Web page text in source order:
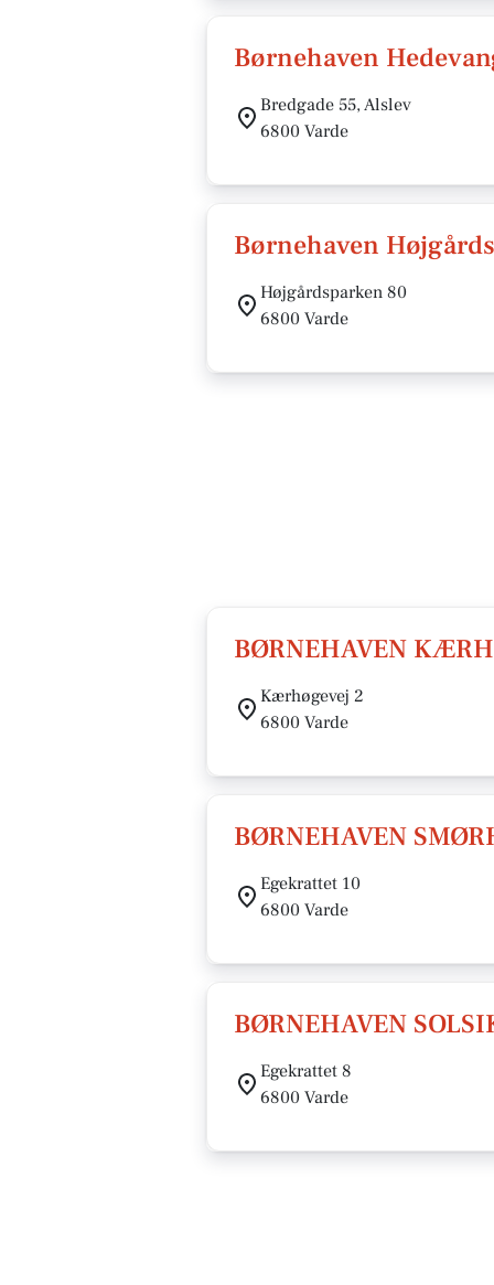
Børnehaven
Bredgade 55, Alslev
6800 Varde
Børnehaven
Højgårdsparken 80
6800 Varde
BØRNEHAVEN
Kærhøgevej 2
6800 Varde
BØRNEHAVEN
Egekrattet 10
6800 Varde
BØRNEHAVEN
Egekrattet 8
6800 Varde